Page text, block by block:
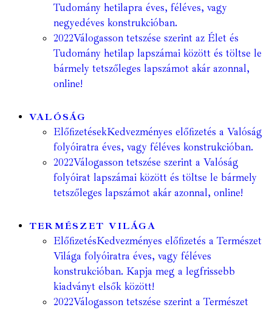
Tudomány hetilapra éves, féléves, vagy
negyedéves konstrukcióban.
2022Válogasson tetszése szerint az Élet és
Tudomány hetilap lapszámai között és töltse le
bármely tetszőleges lapszámot akár azonnal,
online!
VALÓSÁG
ElőfizetésekKedvezményes előfizetés a Valóság
folyóiratra éves, vagy féléves konstrukcióban.
2022Válogasson tetszése szerint a Valóság
folyóirat lapszámai között és töltse le bármely
tetszőleges lapszámot akár azonnal, online!
TERMÉSZET VILÁGA
ElőfizetésKedvezményes előfizetés a Természet
Világa folyóiratra éves, vagy féléves
konstrukcióban. Kapja meg a legfrissebb
kiadványt elsők között!
2022Válogasson tetszése szerint a Természet